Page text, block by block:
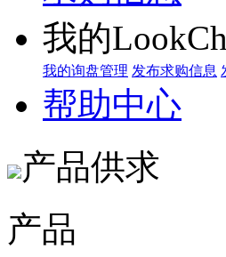
我的
我的询盘管理 发布求购信息
帮助中心
产品供求
产品